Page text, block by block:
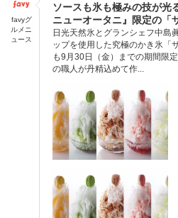
favyグ
ルメニ
ュース
ソースも氷も極みの技が光
ニューオータニ』限定の「
日光天然氷とグランシェフ中島
ップを使用した究極のかき氷「
も9月30日（金）までの期間限
の職人が丹精込めて作...